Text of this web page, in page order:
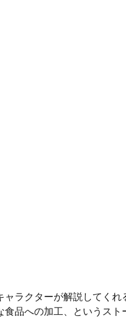
ラクターが解説してくれ
品への加工、というスト